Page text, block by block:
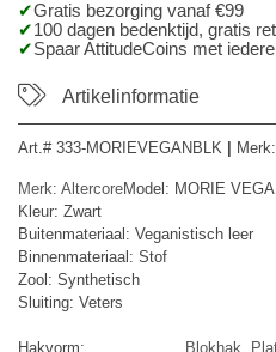
Gratis bezorging vanaf €99
100 dagen bedenktijd, gratis
Spaar AttitudeCoins met
Artikelinformatie
Art.# 333-MORIEVEGANBLK Merk:
Merk: AltercoreModel: MORIE
Kleur: Zwart
Buitenmateriaal: Veganistisch leer
Binnenmateriaal: Stof
Zool: Synthetisch
Sluiting: Veters
Hakvorm:
Blokhak,